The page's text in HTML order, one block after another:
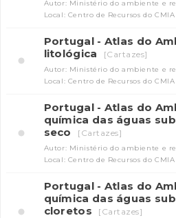
Autor: Ministério do ambiente e
Local: Centro de Recursos do CMIA
Portugal - Atlas do
litológica
[Cartazes]
Autor: Ministério do ambiente e
Local: Centro de Recursos do CMIA
Portugal - Atlas do
química das águas
seco
[Cartazes]
Autor: Ministério do ambiente e
Local: Centro de Recursos do CMIA
Portugal - Atlas do
química das águas
cloretos
[Cartazes]